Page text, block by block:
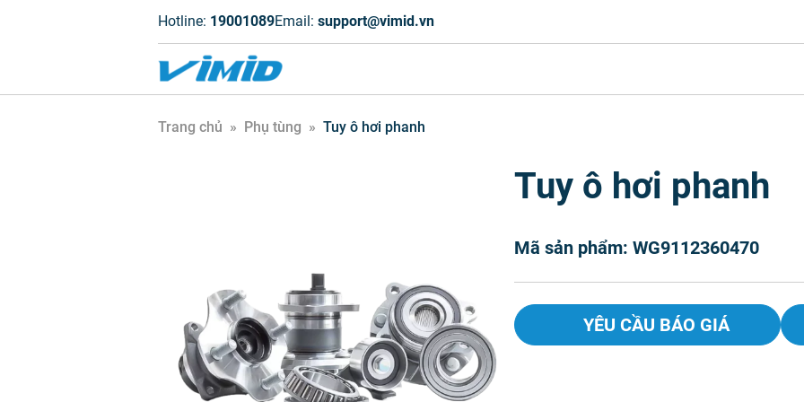
Hotline: 19001089Email: support@vimid.vn
Trang chủ » Phụ tùng » Tuy ô hơi phanh
Tuy ô hơi phanh
Mã sản phẩm: WG9112360470
YÊU CẦU BÁO GIÁ